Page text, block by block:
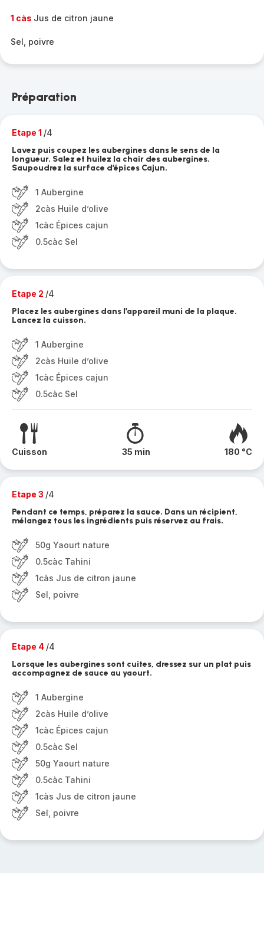
1 càs Jus de citron jaune
Sel, poivre
Préparation
Etape 1 /4
Lavez puis coupez les aubergines dans le sens de la
longueur. Salez et huilez la chair des aubergines.
Saupoudrez la surface d’épices Cajun.
1 Aubergine
2càs Huile d’olive
1càc Épices cajun
0.5càc Sel
Etape 2 /4
Placez les aubergines dans l’appareil muni de la plaque.
Lancez la cuisson.
1 Aubergine
2càs Huile d’olive
1càc Épices cajun
0.5càc Sel
Cuisson 35 min 180 °C
Etape 3 /4
Pendant ce temps, préparez la sauce. Dans un récipient,
mélangez tous les ingrédients puis réservez au frais.
50g Yaourt nature
0.5càc Tahini
1càs Jus de citron jaune
Sel, poivre
Etape 4 /4
Lorsque les aubergines sont cuites, dressez sur un plat puis
accompagnez de sauce au yaourt.
1 Aubergine
2càs Huile d’olive
1càc Épices cajun
0.5càc Sel
50g Yaourt nature
0.5càc Tahini
1càs Jus de citron jaune
Sel, poivre